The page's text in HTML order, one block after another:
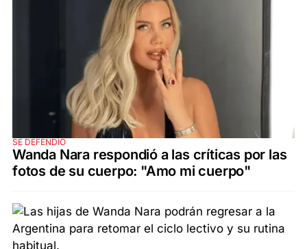
SE DEFENDIÓ
Wanda Nara respondió a las críticas por las
fotos de su cuerpo: "Amo mi cuerpo"